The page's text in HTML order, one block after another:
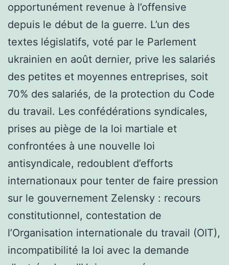
opportunément revenue à l’offensive
depuis le début de la guerre. L’un des
textes législatifs, voté par le Parlement
ukrainien en août dernier, prive les salariés
des petites et moyennes entreprises, soit
70% des salariés, de la protection du Code
du travail. Les confédérations syndicales,
prises au piège de la loi martiale et
confrontées à une nouvelle loi
antisyndicale, redoublent d’efforts
internationaux pour tenter de faire pression
sur le gouvernement Zelensky : recours
constitutionnel, contestation de
l’Organisation internationale du travail (OIT),
incompatibilité la loi avec la demande